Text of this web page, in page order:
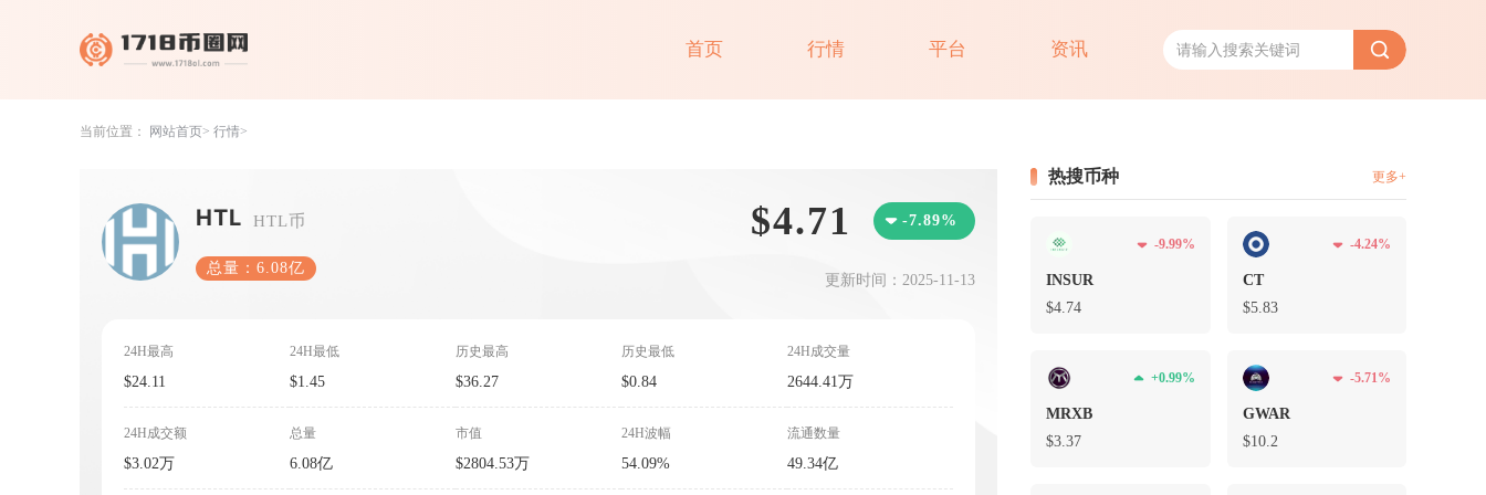
首页 行情 平台 资讯
当前位置： 网站首页 行情
HTL HTL币
总量：6.08亿
$4.71 -7.89%
更新时间：2025-11-13
24H最高
$24.11
24H最低
$1.45
历史最高
$36.27
历史最低
$0.84
24H成交量
2644.41万
24H成交额
$3.02万
总量
6.08亿
市值
$2804.53万
24H波幅
54.09%
流通数量
49.34亿
热搜币种 更多+
-9.99%
INSUR
$4.74
-4.24%
CT
$5.83
+0.99%
MRXB
$3.37
-5.71%
GWAR
$10.2